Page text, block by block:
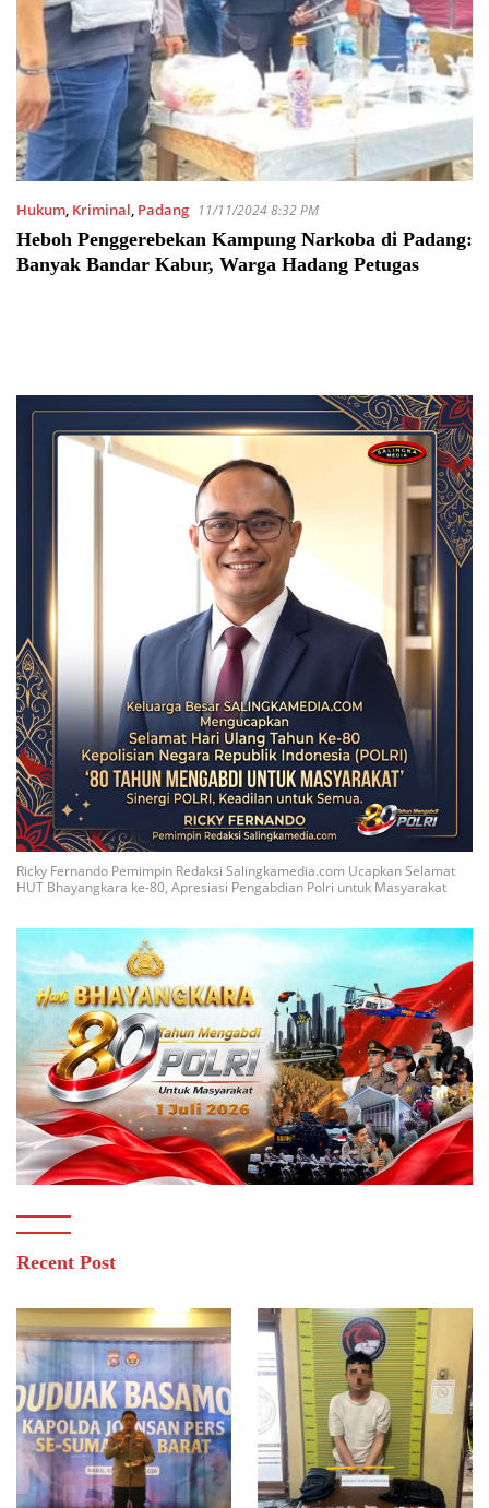
Hukum, Kriminal, Padang 11/11/2024 8:32 PM
Heboh Penggerebekan Kampung Narkoba di Padang:
Banyak Bandar Kabur, Warga Hadang Petugas
Ricky Fernando Pemimpin Redaksi Salingkamedia.com Ucapkan Selamat
HUT Bhayangkara ke-80, Apresiasi Pengabdian Polri untuk Masyarakat
Recent Post